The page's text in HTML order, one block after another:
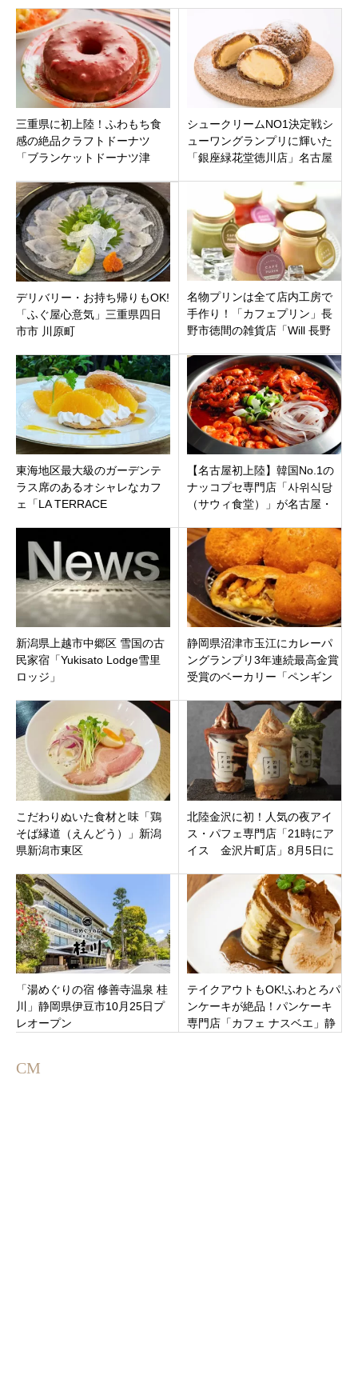
三重県に初上陸！ふわもち食
感の絶品クラフトドーナツ
「ブランケットドーナツ津
オープン！
シュークリームNO1決定戦シ
ューワングランプリに輝いた
「銀座緑花堂徳川店」名古屋
デリバリー・お持ち帰りもOK!
「ふぐ屋心意気」三重県四日
市市 川原町
名物プリンは全て店内工房で
手作り！「カフェプリン」長
野市徳間の雑貨店「Will 長野
東海地区最大級のガーデンテ
ラス席のあるオシャレなカフ
ェ「LA TERRACE
原にオープン
【名古屋初上陸】韓国No.1の
ナッコプセ専門店「사위식당
（サウィ食堂）」が名古屋・
どうまい！
新潟県上越市中郷区 雪国の古
民家宿「Yukisato Lodge雪里
ロッジ」
静岡県沼津市玉江にカレーパ
ングランプリ3年連続最高金賞
受賞のベーカリー「ペンギン
オープン！
こだわりぬいた食材と味「鶏
そば縁道（えんどう）」新潟
県新潟市東区
北陸金沢に初！人気の夜アイ
ス・パフェ専門店「21時にア
イス 金沢片町店」8月5日に
更新
「湯めぐりの宿 修善寺温泉 桂
川」静岡県伊豆市10月25日プ
レオープン
テイクアウトもOK!ふわとろパ
ンケーキが絶品！パンケーキ
専門店「カフェ ナスベエ」静
CM